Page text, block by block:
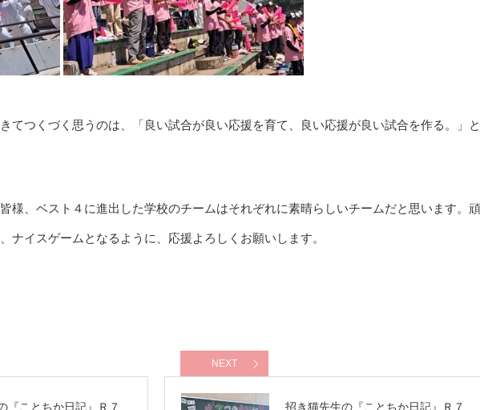
てつくづく思うのは、「良い試合が良い応援を育て、良い応援が良い試合を作る。」
様、ベスト４に進出した学校のチームはそれぞれに素晴らしいチームだと思います。
ナイスゲームとなるように、応援よろしくお願いします。
『ことちか日記』Ｒ７
NEXT
招き猫先生の『ことちか日記』Ｒ７